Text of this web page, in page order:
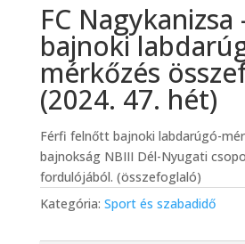
FC Nagykanizsa
bajnoki
mérkőzés
(2024. 47. hét)
Férfi felnőtt bajnoki labdarúgó-
bajnokság NBIII Dél-Nyugati
fordulójából. (összefoglaló)
Kategória: Sport és szabadidő